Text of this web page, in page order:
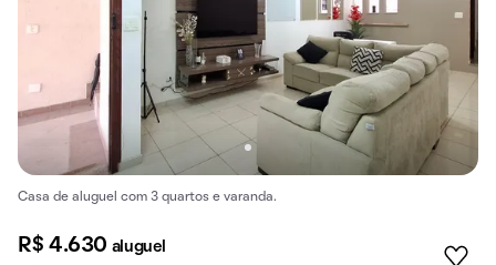
Casa de aluguel com 3 quartos e varanda.
R$ 4.630 aluguel